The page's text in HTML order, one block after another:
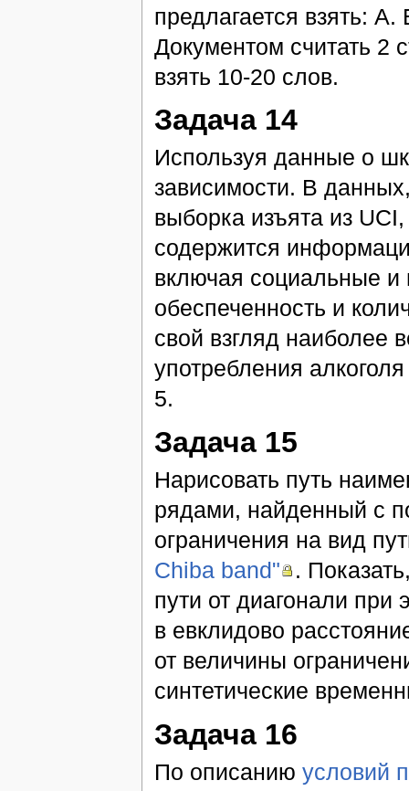
предлагается взять:
Документом считать 2
взять 10-20 слов.
Задача 14
Используя данные о
зависимости. В
выборка изъята из
содержится
включая социальные и
обеспеченность и
свой взгляд наиболее
употребления
5.
Задача 15
Нарисовать путь
рядами, найденный с
ограничения на вид
Chiba band"
.
пути от диагонали при
в евклидово
от величины
синтетические
Задача 16
По описанию условий